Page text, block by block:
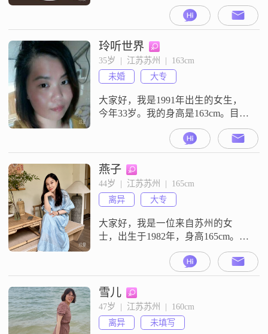
自好，有自己的事业。提醒一下各
帅哥：仅关注我没有意义，若有意
就互动吧
玲听世界
35岁  |  江苏苏州  |  163cm
未婚
大专
大家好，我是1991年出生的女生，
今年33岁。我的身高是163cm。目前
我的月收入在3001到5000元这个范
围。我的工作地点在苏州。我的学
历是大专。我是一个善解人意的
人，平时性格温柔体贴。对待生
活，我保持着乐观积极的态度，并
且富有同理心。我热爱生活，为人
真诚可靠。在价值观上，我认为家
庭优先，同时也享受当下的时光。
在日
燕子
44岁  |  江苏苏州  |  165cm
离异
大专
大家好，我是一位来自苏州的女
士，出生于1982年，身高165cm。我
在苏州有着稳定的工作，月收入在
8001到12000元之间，学历是大专。
我性格真诚可靠，善解人意，温柔
体贴，热爱生活。我相信人与人之
间的相处应该是互相尊重，真诚沟
通，信任包容的。我认为三观契合
非常重要，只有三观一致，才能更
雪儿
47岁  |  江苏苏州  |  160cm
离异
未填写